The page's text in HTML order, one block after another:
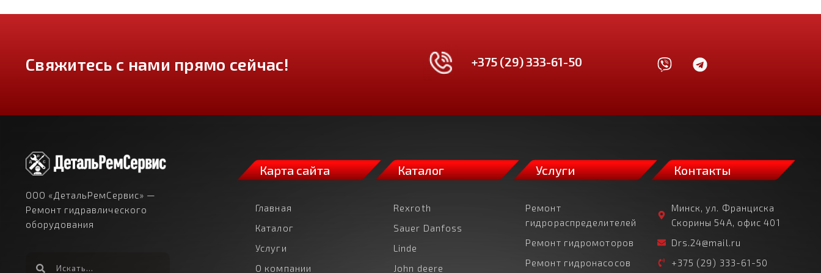
Свяжитесь с нами прямо сейчас! +375 (29) 333-61-50
ООО «ДетальРемСервис» —
Ремонт гидравлического
оборудования
Карта сайта
Главная
Каталог
Услуги
О компании
Каталог
Rexroth
Sauer Danfoss
Linde
John deere
Услуги
Ремонт
гидрораспределителей
Ремонт гидромоторов
Ремонт гидронасосов
Контакты
Минск, ул. Франциска
Скорины 54А, офис 401
Drs.24@mail.ru
+375 (29) 333-61-50